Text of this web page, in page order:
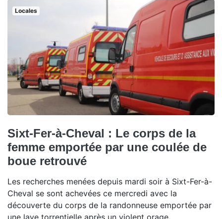
Locales
Sixt-Fer-à-Cheval : Le corps de la
femme emportée par une coulée de
boue retrouvé
Les recherches menées depuis mardi soir à Sixt-Fer-à-
Cheval se sont achevées ce mercredi avec la
découverte du corps de la randonneuse emportée par